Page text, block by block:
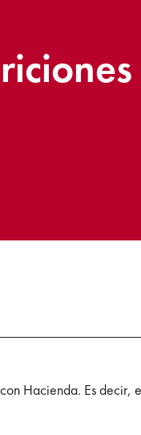
Hacienda. Es decir,